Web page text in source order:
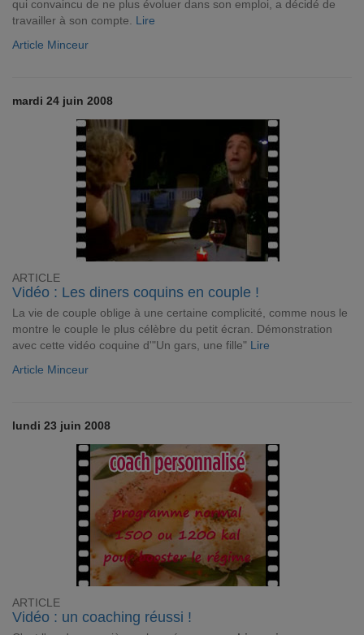
qui convaincu de ne plus évoluer dans son emploi, a décidé de
travailler à son compte. Lire
Article Minceur
mardi 24 juin 2008
ARTICLE
Vidéo : Les diners coquins en couple !
La vie de couple oblige à une certaine complicité, comme nous le
montre le couple le plus célèbre du petit écran. Démonstration
avec cette vidéo coquine d'"Un gars, une fille" Lire
Article Minceur
lundi 23 juin 2008
ARTICLE
Vidéo : un coaching réussi !